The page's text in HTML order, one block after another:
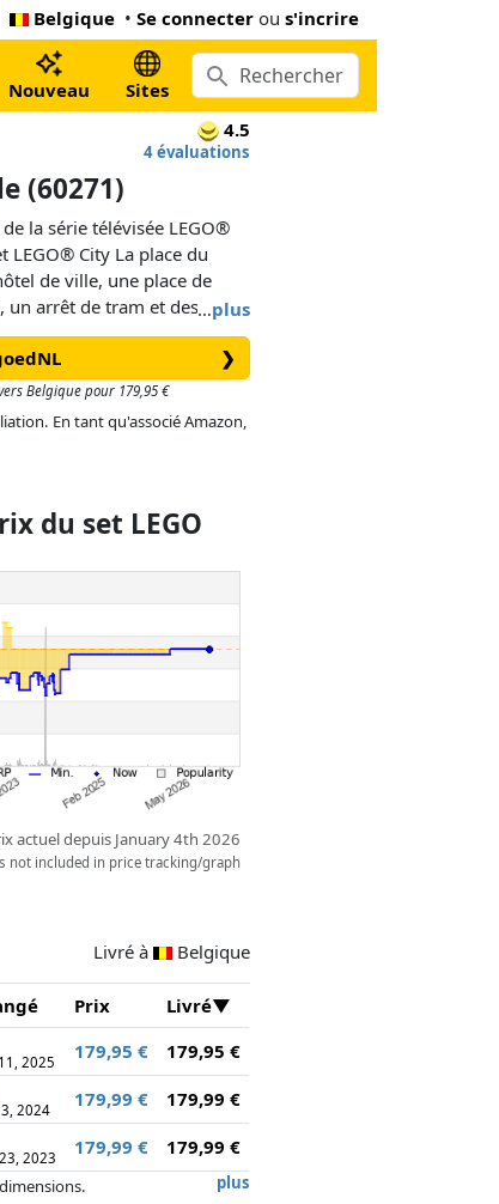
Belgique • Se connecter ou s'incrire
Nouveau
Sites
4.5
4 évaluations
(60271)
…plus
la série télévisée LEGO®
LEGO® City La place du
de ville, une place de
un arrêt de tram et des
limousine du maire Fleck, la
l'homme à tout faire, Harl
personnages de la
planté pour des heures de
❯
Belgique pour 179,95 €
En tant qu'associé Amazon,
du set LEGO
actuel depuis January 4th 2026
not included in price tracking/graph
Livré à Belgique
Prix
Livré
2025 179,95 €
179,95 €
2024 179,99 €
179,99 €
2023 179,99 € 179,99 €
plus